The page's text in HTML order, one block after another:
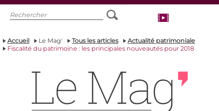
LE
MENU
Accueil Le Mag' Tous les articles
Actualité patrimoniale
Fiscalité du patrimoine : les principales nouveautés pour 2018